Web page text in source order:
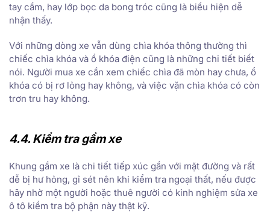
tay cầm, hay lớp bọc da bong tróc cũng là biểu hiện dễ
nhận thấy.
Với những dòng xe vẫn dùng chìa khóa thông thường thì
chiếc chìa khóa và ổ khóa điện cũng là những chi tiết biết
nói. Người mua xe cần xem chiếc chìa đã mòn hay chưa, ổ
khóa có bị rơ lỏng hay không, và việc vặn chìa khóa có còn
trơn tru hay không.
4.4. Kiểm tra gầm xe
Khung gầm xe là chi tiết tiếp xúc gần với mặt đường và rất
dễ bị hư hỏng, gỉ sét nên khi kiểm tra ngoại thất, nếu được
hãy nhờ một người hoặc thuê người có kinh nghiệm sửa xe
ô tô kiểm tra bộ phận này thật kỹ.